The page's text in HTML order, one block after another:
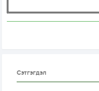
Сэтгэгдэл